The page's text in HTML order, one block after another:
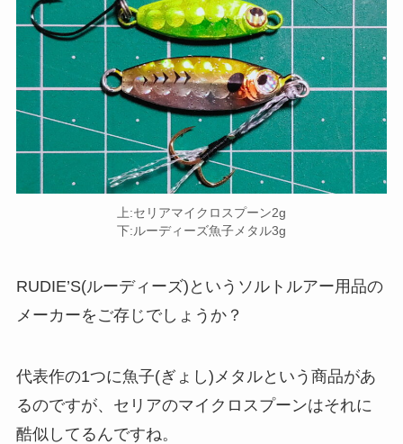
上:セリアマイクロスプーン2g
下:ルーディーズ魚子メタル3g
RUDIE’S(ルーディーズ)というソルトルアー用品の
メーカーをご存じでしょうか？
代表作の1つに魚子(ぎょし)メタルという商品があ
るのですが、セリアのマイクロスプーンはそれに
酷似してるんですね。